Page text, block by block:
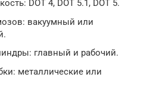
DOT 4, DOT 5.1, DOT 5.
вакуумный или
главный и рабочий.
металлические или